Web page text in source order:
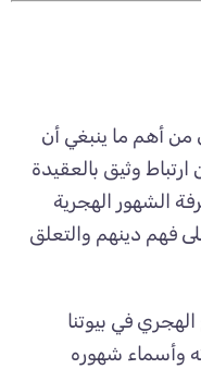
من أهم ما ينبغي أن
وثيق بالعقيدة
الشهور الهجرية
فهم دينهم والتعلق
في بيوتنا
وأسماء شهوره